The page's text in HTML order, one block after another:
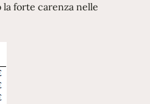
forte carenza nelle